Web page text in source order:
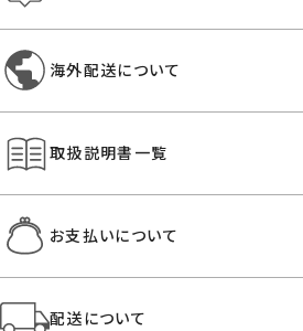
海外配送について
取扱説明書一覧
お支払いについて
配送について